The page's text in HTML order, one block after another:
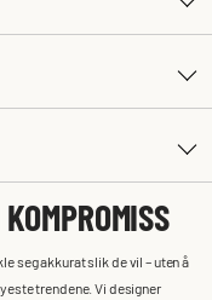
seg akkurat slik de vil – uten å
trendene. Vi designer